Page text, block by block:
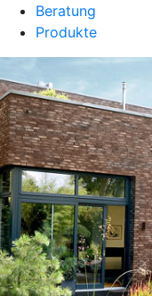
Beratung
Produkte